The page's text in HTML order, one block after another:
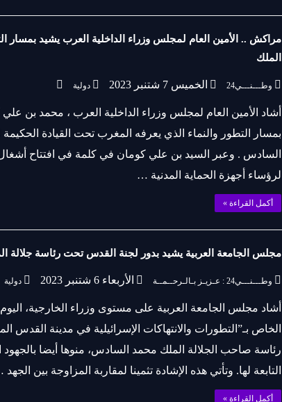
مراكش .. الأمين العام لمجلس وزراء الداخلية العرب يشيد بمسار
الملك
وطـــنـــي24 الخميس 7 شتنبر 2023 دولية
أشاد الأمين العام لمجلس وزراء الداخلية العرب ، محمد بن
بمسار التطور والنماء الذي يعرفه المغرب تحت القيادة
السادس . وعبر السيد بن علي كومان في كلمة في افتتاح أشغال
لرؤساء أجهزة الحماية المدنية …
أكمل القراءة »
مجلس الجامعة العربية يشيد بدور لجنة القدس تحت رئاسة جلالة
وطـــنـــي24 : عـزيـز بـالـرحــمــة الأربعاء 6 شتنبر 2023 دولية
أشاد مجلس الجامعة العربية على مستوى وزراء الخارجية، اليوم
الخاص بـ”التطورات والانتهاكات الإسرائيلية في مدينة القدس
رئاسة صاحب الجلالة الملك محمد السادس، منوها أيضا بالجهود
التابعة لها. وتأتي هذه الإشادة تثمينا لمقاربة المزاوجة بين
أكمل القراءة »